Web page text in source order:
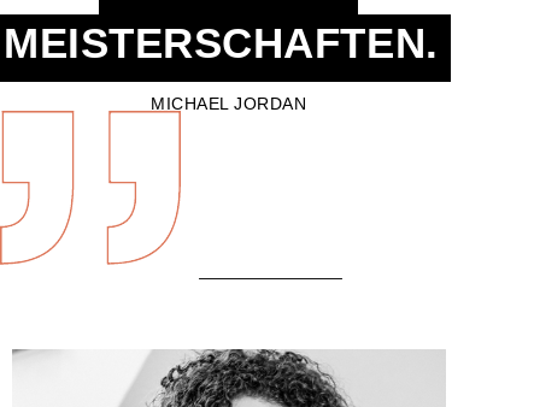
MEISTERSCHAFTEN.
MICHAEL JORDAN